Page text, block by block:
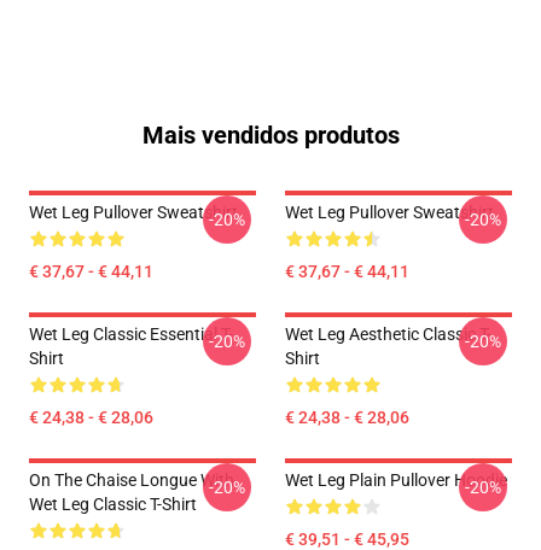
Mais vendidos produtos
Wet Leg Pullover Sweatshirt
€ 37,67 - € 44,11
-20% Wet Leg Pullover Sweatshirt
€ 37,67 - € 44,11
-20%
Wet Leg Classic Essential T-
Shirt
€ 24,38 - € 28,06
-20%
Wet Leg Aesthetic Classic T-
Shirt
€ 24,38 - € 28,06
-20%
On The Chaise Longue With
Wet Leg Classic T-Shirt
-20% Wet Leg Plain Pullover Hoodie
€ 39,51 - € 45,95
-20%